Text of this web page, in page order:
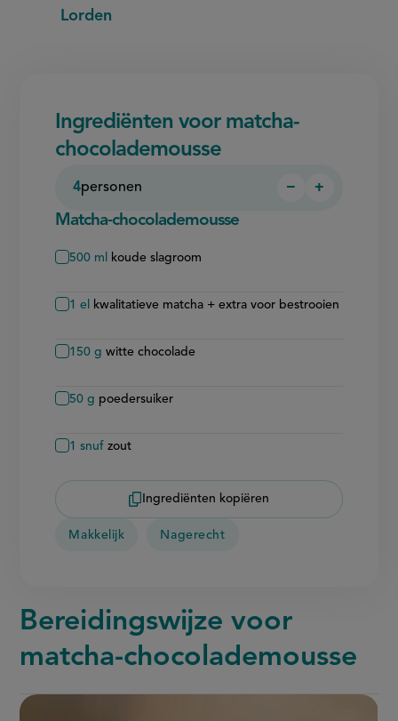
Lorden
Ingrediënten voor matcha-
chocolademousse
4personen
Persoon
−
Persoon
+
Matcha-chocolademousse
500 ml koude slagroom
1 el kwalitatieve matcha + extra voor bestrooien
150 g witte chocolade
50 g poedersuiker
1 snuf zout
Ingrediënten kopiëren
Makkelijk Nagerecht
Bereidingswijze voor
matcha-chocolademousse